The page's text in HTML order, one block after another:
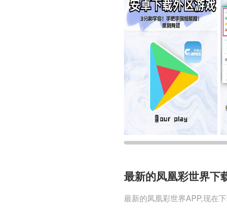
最新的凤凰彩世界下
最新的凤凰彩世界APP,现在